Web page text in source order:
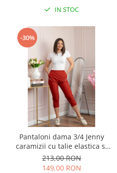
IN STOC
-30%
Pantaloni dama 3/4 Jenny
caramizii cu talie elastica si
fermoare decorative
213,00 RON
149,00 RON